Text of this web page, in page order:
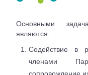
Основными
являются:
Содействие в
членами